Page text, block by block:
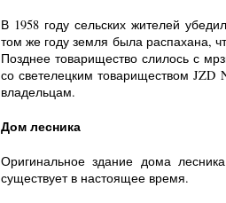
В 1958 году сельских жителей
том же году земля была распахана,
Позднее товарищество слилось с
со светелецким товариществом JZD
владельцам.
Дом лесника
Оригинальное здание дома
существует в настоящее время.